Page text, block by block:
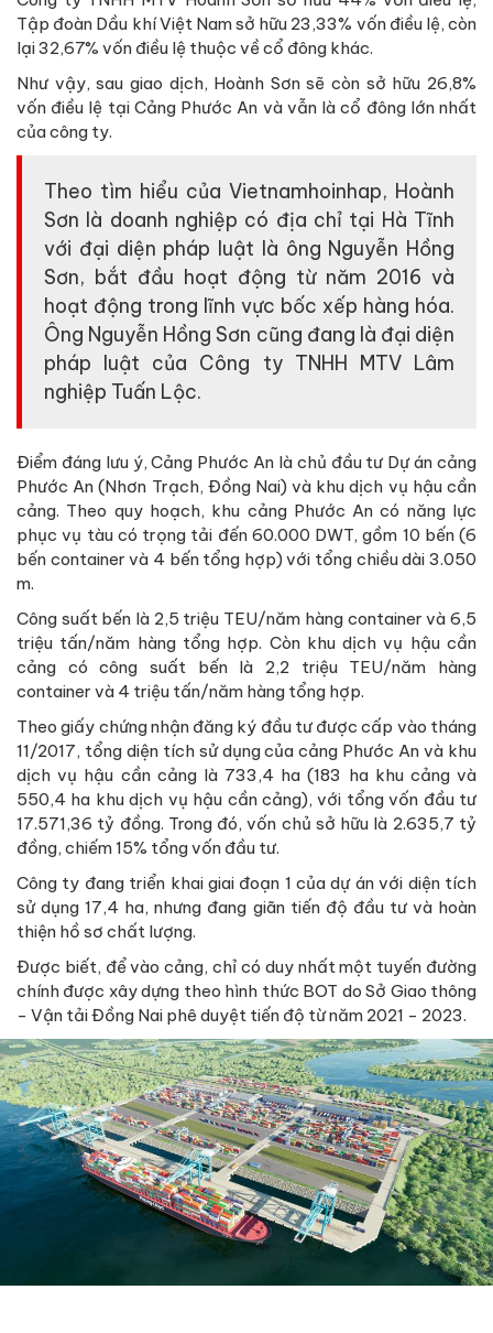
Tập đoàn Dầu khí Việt Nam sở hữu 23,33% vốn điều lệ, còn
lại 32,67% vốn điều lệ thuộc về cổ đông khác.
Như vậy, sau giao dịch, Hoành Sơn sẽ còn sở hữu 26,8%
vốn điều lệ tại Cảng Phước An và vẫn là cổ đông lớn nhất
của công ty.
Theo tìm hiểu của Vietnamhoinhap, Hoành
Sơn là doanh nghiệp có địa chỉ tại Hà Tĩnh
với đại diện pháp luật là ông Nguyễn Hồng
Sơn, bắt đầu hoạt động từ năm 2016 và
hoạt động trong lĩnh vực bốc xếp hàng hóa.
Ông Nguyễn Hồng Sơn cũng đang là đại diện
pháp luật của Công ty TNHH MTV Lâm
nghiệp Tuấn Lộc.
Điểm đáng lưu ý, Cảng Phước An là chủ đầu tư Dự án cảng
Phước An (Nhơn Trạch, Đồng Nai) và khu dịch vụ hậu cần
cảng. Theo quy hoạch, khu cảng Phước An có năng lực
phục vụ tàu có trọng tải đến 60.000 DWT, gồm 10 bến (6
bến container và 4 bến tổng hợp) với tổng chiều dài 3.050
m.
Công suất bến là 2,5 triệu TEU/năm hàng container và 6,5
triệu tấn/năm hàng tổng hợp. Còn khu dịch vụ hậu cần
cảng có công suất bến là 2,2 triệu TEU/năm hàng
container và 4 triệu tấn/năm hàng tổng hợp.
Theo giấy chứng nhận đăng ký đầu tư được cấp vào tháng
11/2017, tổng diện tích sử dụng của cảng Phước An và khu
dịch vụ hậu cần cảng là 733,4 ha (183 ha khu cảng và
550,4 ha khu dịch vụ hậu cần cảng), với tổng vốn đầu tư
17.571,36 tỷ đồng. Trong đó, vốn chủ sở hữu là 2.635,7 tỷ
đồng, chiếm 15% tổng vốn đầu tư.
Công ty đang triển khai giai đoạn 1 của dự án với diện tích
sử dụng 17,4 ha, nhưng đang giãn tiến độ đầu tư và hoàn
thiện hồ sơ chất lượng.
Được biết, để vào cảng, chỉ có duy nhất một tuyến đường
chính được xây dựng theo hình thức BOT do Sở Giao thông
- Vận tải Đồng Nai phê duyệt tiến độ từ năm 2021 - 2023.